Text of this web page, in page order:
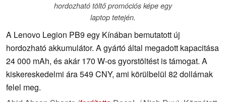
hordozható töltő promóciós képe egy
laptop tetején.
A Lenovo Legion PB9 egy Kínában bemutatott új
hordozható akkumulátor. A gyártó által megadott kapacitása
24 000 mAh, és akár 170 W-os gyorstöltést is támogat. A
kiskereskedelmi ára 549 CNY, ami körülbelül 82 dollárnak
felel meg.